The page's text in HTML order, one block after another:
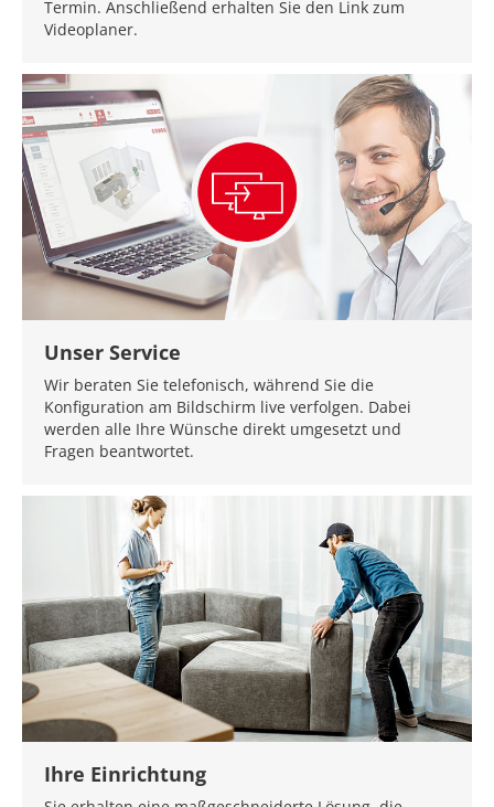
Termin. Anschließend erhalten Sie den Link zum
Videoplaner.
Unser Service
Wir beraten Sie telefonisch, während Sie die
Konfiguration am Bildschirm live verfolgen. Dabei
werden alle Ihre Wünsche direkt umgesetzt und
Fragen beantwortet.
Ihre Einrichtung